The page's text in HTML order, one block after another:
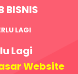
BISNIS
LAGI
Lagi
Website